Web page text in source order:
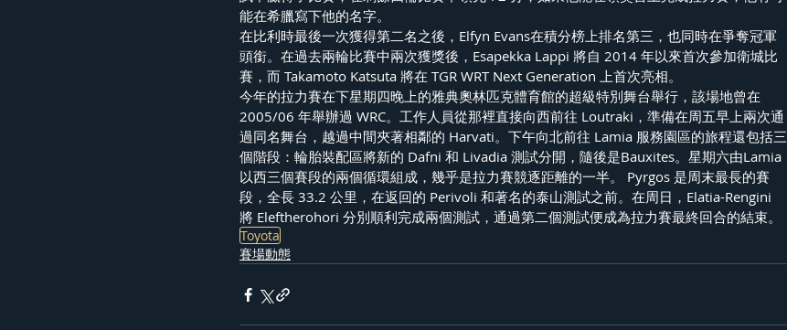
能在希臘寫下他的名字。
在比利時最後一次獲得第二名之後，Elfyn Evans在積分榜上排名第三，也同時在爭奪冠軍
頭銜。在過去兩輪比賽中兩次獲獎後，Esapekka Lappi 將自 2014 年以來首次參加衛城比
賽，而 Takamoto Katsuta 將在 TGR WRT Next Generation 上首次亮相。
今年的拉力賽在下星期四晚上的雅典奧林匹克體育館的超級特別舞台舉行，該場地曾在
2005/06 年舉辦過 WRC。工作人員從那裡直接向西前往 Loutraki，準備在周五早上兩次通
過同名舞台，越過中間夾著相鄰的 Harvati。下午向北前往 Lamia 服務園區的旅程還包括三
個階段：輪胎裝配區將新的 Dafni 和 Livadia 測試分開，隨後是Bauxites。星期六由Lamia
以西三個賽段的兩個循環組成，幾乎是拉力賽競逐距離的一半。 Pyrgos 是周末最長的賽
段，全長 33.2 公里，在返回的 Perivoli 和著名的泰山測試之前。在周日，Elatia-Rengini
將 Eleftherohori 分別順利完成兩個測試，通過第二個測試便成為拉力賽最終回合的結束。
Toyota
賽場動態